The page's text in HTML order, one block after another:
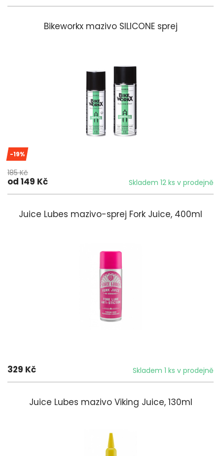
Bikeworkx mazivo SILICONE sprej
-19%
185 Kč
od 149 Kč Skladem 12 ks v prodejně
Juice Lubes mazivo-sprej Fork Juice, 400ml
329 Kč Skladem 1 ks v prodejně
Juice Lubes mazivo Viking Juice, 130ml